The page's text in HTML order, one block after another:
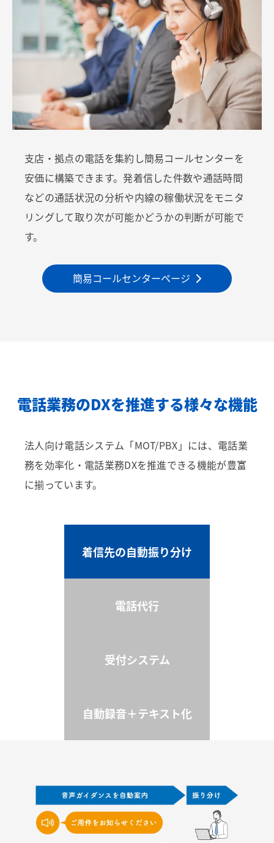
支店・拠点の電話を集約し簡易コールセンターを
安価に構築できます。発着信した件数や通話時間
などの通話状況の分析や内線の稼働状況をモニタ
リングして取り次が可能かどうかの判断が可能で
す。
簡易コールセンターページ
電話業務のDXを推進する様々な機能
法人向け電話システム「MOT/PBX」には、電話業
務を効率化・電話業務DXを推進できる機能が豊富
に揃っています。
着信先の自動振り分け
電話代行
受付システム
自動録音＋テキスト化